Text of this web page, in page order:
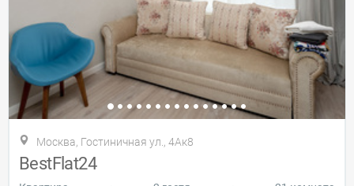
Москва, Гостиничная ул., 4Ак8
BestFlat24